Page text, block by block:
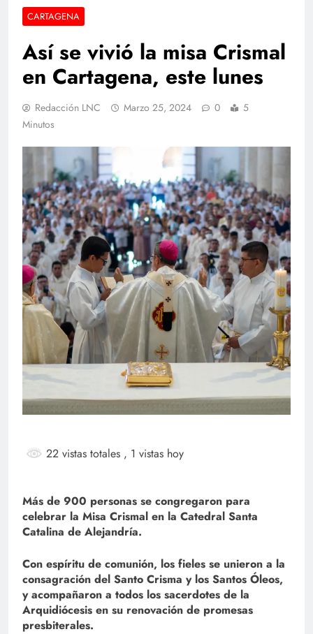
CARTAGENA
Así se vivió la misa Crismal
en Cartagena, este lunes
Redacción LNC Marzo 25, 2024 0
5
Minutos
22 vistas totales , 1 vistas hoy
Más de 900 personas se congregaron para
celebrar la Misa Crismal en la Catedral Santa
Catalina de Alejandría.
Con espíritu de comunión, los fieles se unieron a la
consagración del Santo Crisma y los Santos Óleos,
y acompañaron a todos los sacerdotes de la
Arquidiócesis en su renovación de promesas
presbiterales.